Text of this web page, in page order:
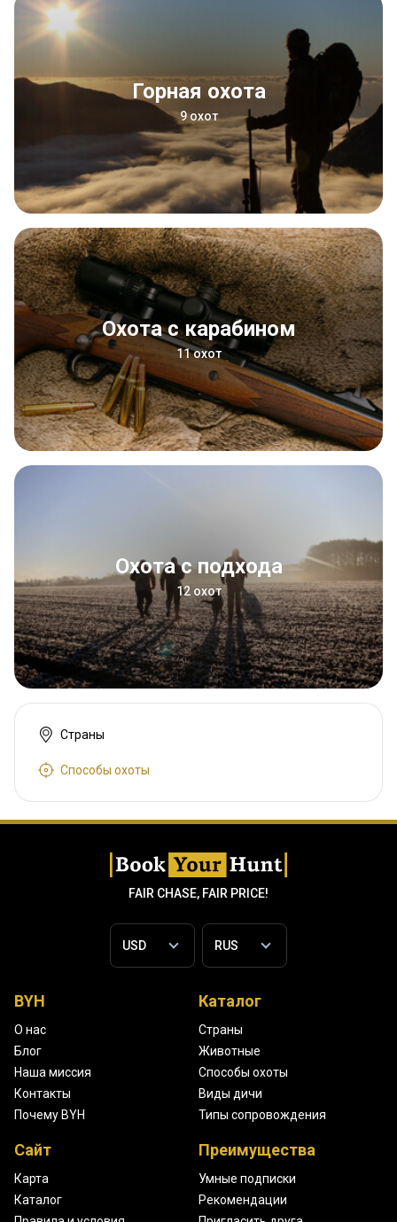
Горная охота
9 охот
Охота с карабином
11 охот
Охота с подхода
12 охот
Страны
Способы охоты
FAIR CHASE, FAIR PRICE!
BYH
О нас
Блог
Наша миссия
Контакты
Почему BYH
Каталог
Страны
Животные
Способы охоты
Виды дичи
Типы сопровождения
Сайт
Карта
Каталог
Преимущества
Умные подписки
Рекомендации